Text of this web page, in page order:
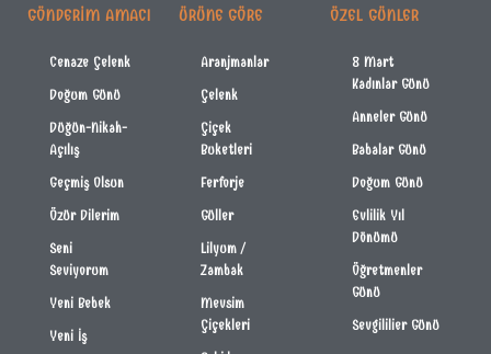
GÖNDERIM AMACI
Cenaze Çelenk
Doğum Günü
Düğün-Nikah-
Açılış
Geçmiş Olsun
Özür Dilerim
Seni
Seviyorum
Yeni Bebek
Yeni İş
ÜRÜNE GÖRE
Aranjmanlar
Çelenk
Çiçek
Buketleri
Ferforje
Güller
Lilyum /
Zambak
Mevsim
Çiçekleri
ÖZEL GÜNLER
8 Mart
Kadınlar Günü
Anneler Günü
Babalar Günü
Doğum Günü
Evlilik Yıl
Dönümü
Öğretmenler
Günü
Sevgililier Günü